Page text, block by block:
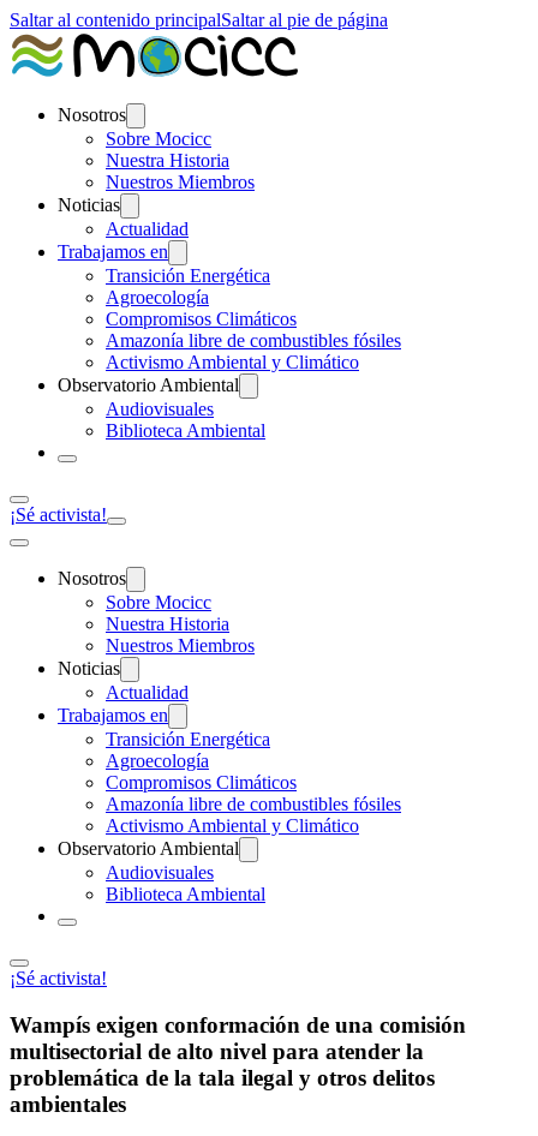
Saltar al contenido principalSaltar al pie de página
Nosotros
Sobre Mocicc
Nuestra Historia
Nuestros Miembros
Noticias
Actualidad
Trabajamos en
Transición Energética
Agroecología
Compromisos Climáticos
Amazonía libre de combustibles fósiles
Activismo Ambiental y Climático
Observatorio Ambiental
Audiovisuales
Biblioteca Ambiental
¡Sé activista!
Nosotros
Sobre Mocicc
Nuestra Historia
Nuestros Miembros
Noticias
Actualidad
Trabajamos en
Transición Energética
Agroecología
Compromisos Climáticos
Amazonía libre de combustibles fósiles
Activismo Ambiental y Climático
Observatorio Ambiental
Audiovisuales
Biblioteca Ambiental
¡Sé activista!
Wampís exigen conformación de una comisión
multisectorial de alto nivel para atender la
problemática de la tala ilegal y otros delitos
ambientales